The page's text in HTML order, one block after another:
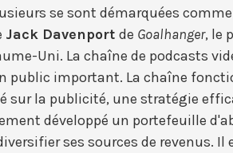
se sont démarquées
Jack Davenport de Goalhanger, le
Uni. La chaîne de podcasts
public important. La chaîne
sur la publicité, une stratégie
développé un portefeuille
ses sources de revenus. Il